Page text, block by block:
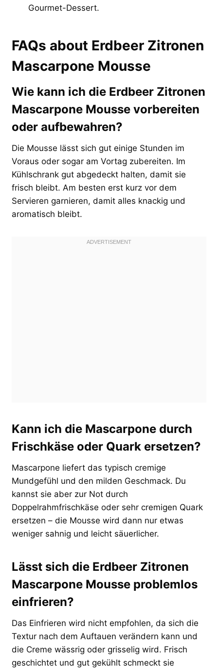
Gourmet-Dessert.
FAQs about Erdbeer Zitronen
Mascarpone Mousse
Wie kann ich die Erdbeer Zitronen
Mascarpone Mousse vorbereiten
oder aufbewahren?
Die Mousse lässt sich gut einige Stunden im
Voraus oder sogar am Vortag zubereiten. Im
Kühlschrank gut abgedeckt halten, damit sie
frisch bleibt. Am besten erst kurz vor dem
Servieren garnieren, damit alles knackig und
aromatisch bleibt.
Kann ich die Mascarpone durch
Frischkäse oder Quark ersetzen?
Mascarpone liefert das typisch cremige
Mundgefühl und den milden Geschmack. Du
kannst sie aber zur Not durch
Doppelrahmfrischkäse oder sehr cremigen Quark
ersetzen – die Mousse wird dann nur etwas
weniger sahnig und leicht säuerlicher.
Lässt sich die Erdbeer Zitronen
Mascarpone Mousse problemlos
einfrieren?
Das Einfrieren wird nicht empfohlen, da sich die
Textur nach dem Auftauen verändern kann und
die Creme wässrig oder grisselig wird. Frisch
geschichtet und gut gekühlt schmeckt sie